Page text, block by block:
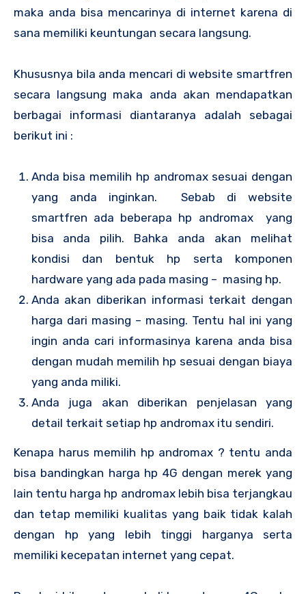
maka anda bisa mencarinya di internet karena di
sana memiliki keuntungan secara langsung.
Khususnya bila anda mencari di website smartfren
secara langsung maka anda akan mendapatkan
berbagai informasi diantaranya adalah sebagai
berikut ini :
Anda bisa memilih hp andromax sesuai dengan
yang anda inginkan. Sebab di website
smartfren ada beberapa hp andromax yang
bisa anda pilih. Bahka anda akan melihat
kondisi dan bentuk hp serta komponen
hardware yang ada pada masing – masing hp.
Anda akan diberikan informasi terkait dengan
harga dari masing – masing. Tentu hal ini yang
ingin anda cari informasinya karena anda bisa
dengan mudah memilih hp sesuai dengan biaya
yang anda miliki.
Anda juga akan diberikan penjelasan yang
detail terkait setiap hp andromax itu sendiri.
Kenapa harus memilih hp andromax ? tentu anda
bisa bandingkan harga hp 4G dengan merek yang
lain tentu harga hp andromax lebih bisa terjangkau
dan tetap memiliki kualitas yang baik tidak kalah
dengan hp yang lebih tinggi harganya serta
memiliki kecepatan internet yang cepat.